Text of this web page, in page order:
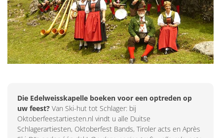
Die Edelweisskapelle boeken voor een optreden op
uw feest? Van Ski-hut tot Schlager: bij
Oktoberfeestartiesten.nl vindt u alle Duitse
Schlagerartiesten, Oktoberfest Bands, Tiroler acts en Après